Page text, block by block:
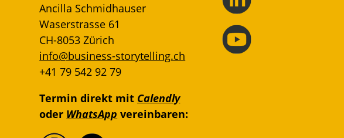
Ancilla Schmidhauser
Waserstrasse 61
CH-8053 Zürich
info@business-storytelling.ch
+41 79 542 92 79
Termin direkt mit Calendly
oder WhatsApp vereinbaren: